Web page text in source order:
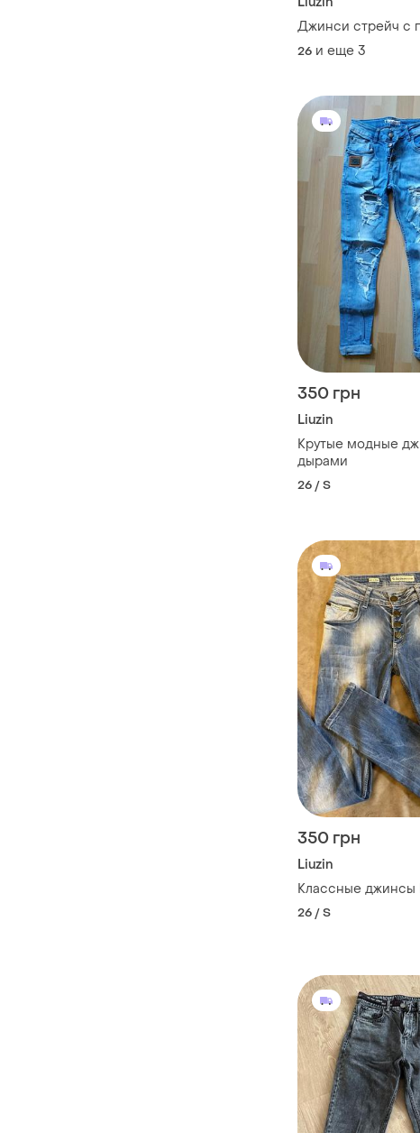
Джинси стрейч с
26 и еще 3
350 грн
Liuzin
Крутые модные
дырами
26 / S
350 грн
Liuzin
Классные джинсы
26 / S